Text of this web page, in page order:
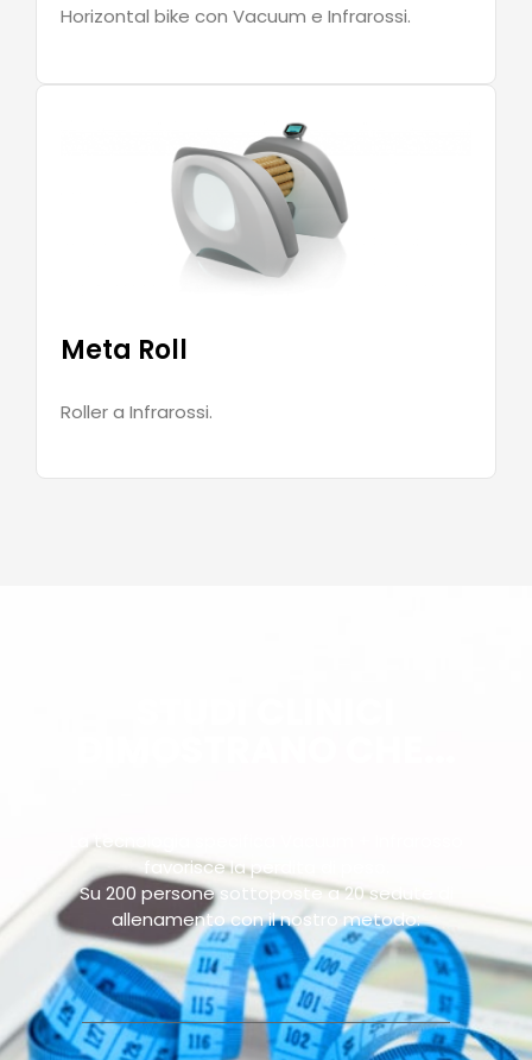
Horizontal bike con Vacuum e Infrarossi.
Meta Roll
Roller a Infrarossi.
La tecnologia specifica Vacuum + Infrarosso
favorisce la perdita di peso.
Su 200 persone sottoposte a 20 sedute di
allenamento con il nostro metodo: